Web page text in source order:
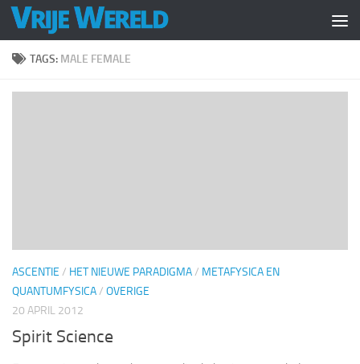
Doorgaan naar inhoud
TAGS: MALE FEMALE
ASCENTIE / HET NIEUWE PARADIGMA/ METAFYSICA EN
QUANTUMFYSICA/ OVERIGE
20 APRIL 2012
Spirit Science